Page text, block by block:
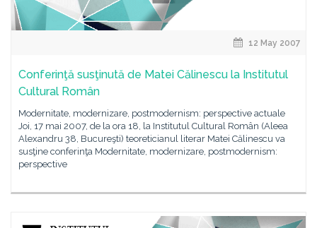
12 May 2007
Conferinţă susţinută de Matei Călinescu la Institutul
Cultural Român
Modernitate, modernizare, postmodernism: perspective actuale
Joi, 17 mai 2007, de la ora 18, la Institutul Cultural Român (Aleea
Alexandru 38, Bucureşti) teoreticianul literar Matei Călinescu va
susţine conferinţa Modernitate, modernizare, postmodernism:
perspective